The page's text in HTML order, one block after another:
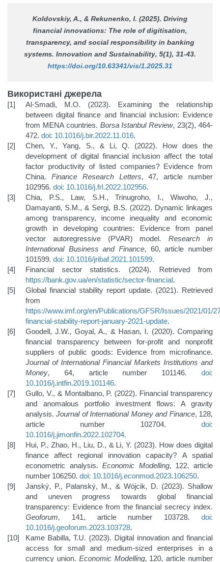
Koldovskiy, A., & Rekunenko, I. (2025). Driving
financial innovations: The role of digitisation,
transparency, and social responsibility in banking
systems. Innovation and Sustainability, 5(1), 31-43.
https://doi.org/10.63341/vis/1.2025.31
Використані джерела
Al-Smadi, M.O. (2023). Examining the relationship
between digital finance and financial inclusion: Evidence
from MENA countries. Borsa Istanbul Review, 23(2), 464-
472. doi: 10.1016/j.bir.2022.11.016.
Chen, Y., Yang, S., & Li, Q. (2022). How does the
development of digital financial inclusion affect the total
factor productivity of listed companies? Evidence from
China. Finance Research Letters, 47, article number
102956. doi: 10.1016/j.frl.2022.102956.
Chia, P.S., Law, S.H., Trinugroho, I., Wiwoho, J.,
Damayanti, S.M., & Sergi, B.S. (2022). Dynamic linkages
among transparency, income inequality and economic
growth in developing countries: Evidence from panel
vector autoregressive (PVAR) model.Research in
International Business and Finance, 60, article number
101599. doi: 10.1016/jribaf.2021.101599.
Financial sector statistics. (2024). Retrieved from
https://bank.gov.ua/en/statistic/sector-financial.
Global financial stability report update. (2021). Retrieved
from
https://www.imf.org/en/Publications/GFSR/Issues/2021/01/
financial-stability-report-january-2021-update.
Goodell, J.W., Goyal, A., & Hasan, I. (2020). Comparing
financial transparency between for-profit and nonprofit
suppliers of public goods: Evidence from microfinance.
Journal of International Financial Markets Institutions and
Money, 64, article number 101146. doi:
10.1016/j.intfin.2019.101146.
Gullo, V., & Montalbano, P. (2022). Financial transparency
and anomalous portfolio investment flows: A gravity
analysis.Journal of International Money and Finance, 128,
article number 102704. doi:
10.1016/j.jimonfin.2022.102704.
Hui, P., Zhao, H., Liu, D., & Li, Y. (2023). How does digital
finance affect regional innovation capacity? A spatial
econometric analysis.Economic Modelling, 122, article
number 106250. doi: 10.1016/j.econmod.2023.106250.
Janský, P., Palanský, M., & Wójcik, D. (2023). Shallow
and uneven progress towards global financial
transparency: Evidence from the financial secrecy index.
Geoforum, 141, article number 103728. doi:
10.1016/j.geoforum.2023.103728.
Kame Babilla, T.U. (2023). Digital innovation and financial
access for small and medium-sized enterprises in a
currency union. Economic Modelling, 120, article number